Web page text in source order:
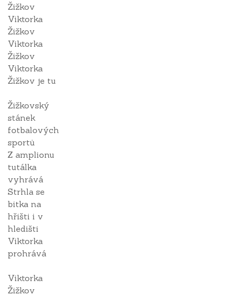
Žižkov
Viktorka
Žižkov
Viktorka
Žižkov
Viktorka
Žižkov je tu
Žižkovský
stánek
fotbalových
sportů
Z amplionu
tutálka
vyhrává
Strhla se
bitka na
hřišti i v
hledišti
Viktorka
prohrává
Viktorka
Žižkov